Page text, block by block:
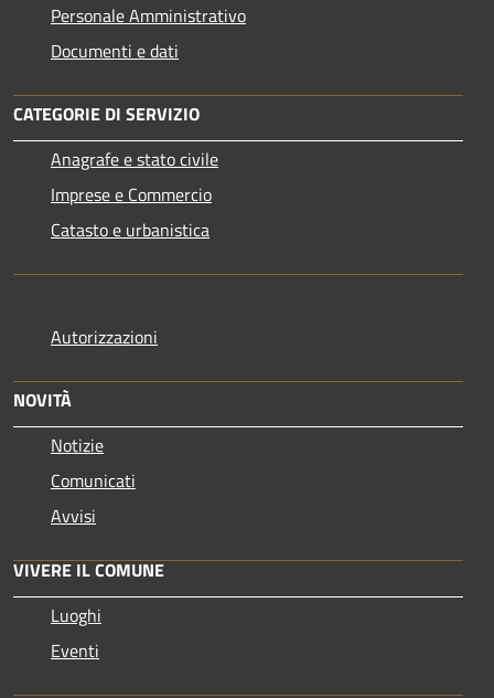
Personale Amministrativo
Documenti e dati
CATEGORIE DI SERVIZIO
Anagrafe e stato civile
Imprese e Commercio
Catasto e urbanistica
Autorizzazioni
NOVITÀ
Notizie
Comunicati
Avvisi
VIVERE IL COMUNE
Luoghi
Eventi